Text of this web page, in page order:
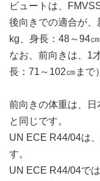
ビュートは、
後向きでの適合が
kg、身長：48～94
なお、前向きは、1
長：71～102㎝まで
前向きの体重は、
と同じです。
UN ECE R44/04は
す。
UN ECE R44/04で